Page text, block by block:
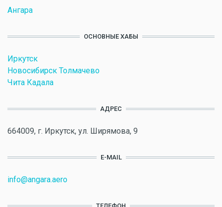
Ангара
ОСНОВНЫЕ ХАБЫ
Иркутск
Новосибирск Толмачево
Чита Кадала
АДРЕС
664009, г. Иркутск, ул. Ширямова, 9
E-MAIL
info@angara.aero